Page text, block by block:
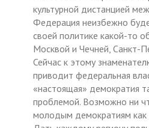
культурной дистанцией
Федерация неизбежно
своей политике какой-то
Москвой и Чечней, Санкт-
Сейчас к этому
приводит федеральная
«настоящая» демократия
проблемой. Возможно ни
молодым демократиям как